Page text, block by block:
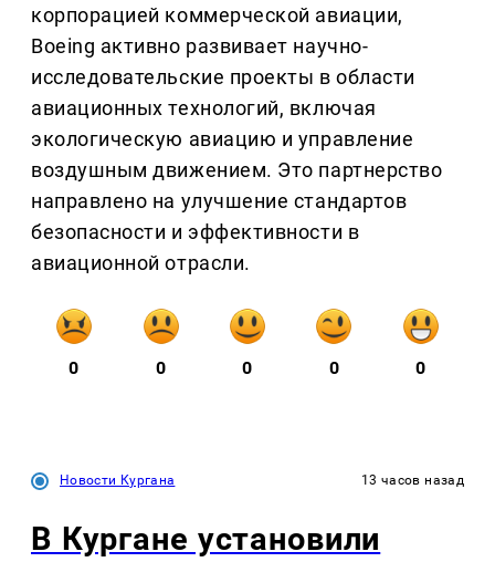
корпорацией коммерческой авиации,
Boeing активно развивает научно-
исследовательские проекты в области
авиационных технологий, включая
экологическую авиацию и управление
воздушным движением. Это партнерство
направлено на улучшение стандартов
безопасности и эффективности в
авиационной отрасли.
0 0 0 0 0
Новости Кургана 13 часов назад
В Кургане установили